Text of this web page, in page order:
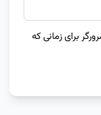
برای زمانی که